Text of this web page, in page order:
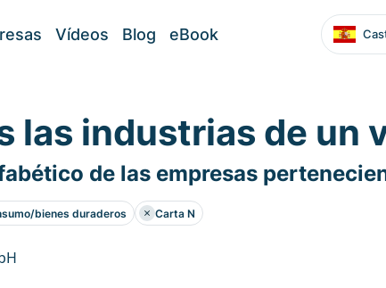
Vídeos Blog eBook
las industrias de un
de las empresas
bienes duraderos Carta N